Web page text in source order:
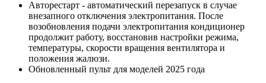
Авторестарт - автоматический перезапуск в случае
внезапного отключения электропитания. После
возобновления подачи электропитания кондиционер
продолжит работу, восстановив настройки режима,
температуры, скорости вращения вентилятора и
положения жалюзи.
Обновленный пульт для моделей 2025 года